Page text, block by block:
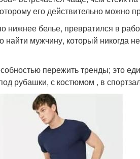
его действительно можно
нижнее белье, превратился в
мужчину, который никогда
пережить тренды; это
рубашки, с костюмом , в